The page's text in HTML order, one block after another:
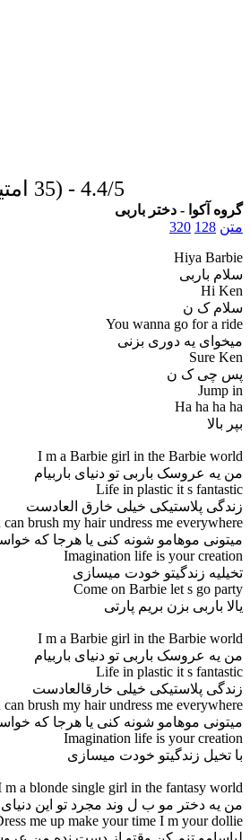
4.4/5 - (35 امتیاز)
گروه آکوا - دختر باربی
متن 128
320
Hiya Barbie
سلام باربی
Hi Ken
سلام ک ن
You wanna go for a ride
میخوای یه دوری بزنی
Sure Ken
پس چی ک ن
Jump in
Ha ha ha ha
بپر بالا
I m a Barbie girl in the Barbie world
من یه عروسک باربی تو دنیای باربیام
Life in plastic it s fantastic
زندگی پلاستیکی خیلی خارق العادست
can brush my hair undress me everywhere
میتونی موهامو شونه کنی یا هرجا که
Imagination life is your creation
تخیلیه زندگیتو خودت میسازی
Come on Barbie let s go party
یالا باربی بزن بریم پارتی
I m a Barbie girl in the Barbie world
من یه عروسک باربی تو دنیای باربیام
Life in plastic it s fantastic
زندگی پلاستیکی خیلی خارقالعادست
can brush my hair undress me everywhere
میتونی موهامو شونه کنی یا هرجا که
Imagination life is your creation
با تخیل زندگیتو خودت میسازی
m a blonde single girl in the fantasy world
من یه دختر مو ب ل وند مجرد تو این دنیای
me up make your time I m your dollie